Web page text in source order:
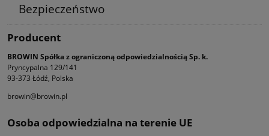
Bezpieczeństwo
Producent
BROWIN Spółka z ograniczoną odpowiedzialnością Sp. k.
Pryncypalna 129/141
93-373 Łódź, Polska
browin@browin.pl
Osoba odpowiedzialna na terenie UE